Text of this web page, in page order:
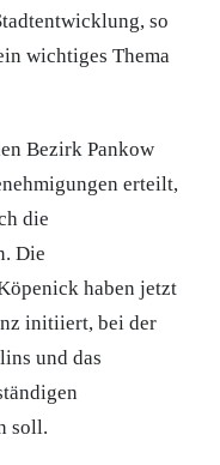
so
wichtiges Thema
Bezirk Pankow
erteilt,
die
Die
haben jetzt
initiiert, bei der
und das
soll.